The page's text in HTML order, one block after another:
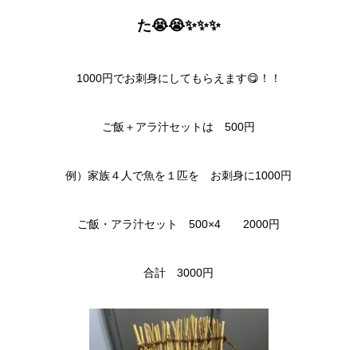
た😭😭✨✨✨
1000円でお刺身にしてもらえます😋！！
ご飯＋アラ汁セットは 500円
例）家族４人で魚を１匹を お刺身に1000円
ご飯・アラ汁セット 500×4 2000円
合計 3000円